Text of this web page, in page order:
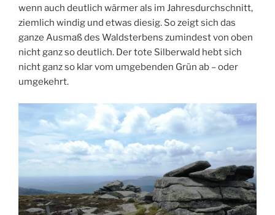
wenn auch deutlich wärmer als im Jahresdurchschnitt,
ziemlich windig und etwas diesig. So zeigt sich das
ganze Ausmaß des Waldsterbens zumindest von oben
nicht ganz so deutlich. Der tote Silberwald hebt sich
nicht ganz so klar vom umgebenden Grün ab – oder
umgekehrt.